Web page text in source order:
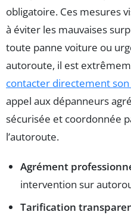
obligatoire. Ces mesures
à éviter les mauvaises
toute panne voiture ou
autoroute, il est
contacter directement
appel aux dépanneurs
sécurisée et coordonnée
l’autoroute.
Agrément
intervention sur
Tarification